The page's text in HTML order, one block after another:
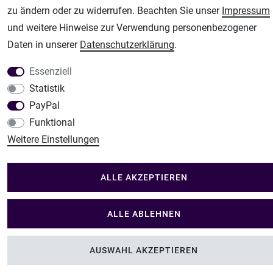
Im Shop Kaufen
Küchen Zubehör - Haus/Garten - Tierbedarf
zu ändern oder zu widerrufen. Beachten Sie unser Impressum
und weitere Hinweise zur Verwendung personenbezogener
Daten in unserer Daten­schutz­erklärung.
Essenziell
Statistik
PayPal
Funktional
Weitere Einstellungen
ALLE AKZEPTIEREN
ALLE ABLEHNEN
AUSWAHL AKZEPTIEREN